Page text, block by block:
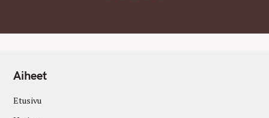
Aiheet
Etusivu